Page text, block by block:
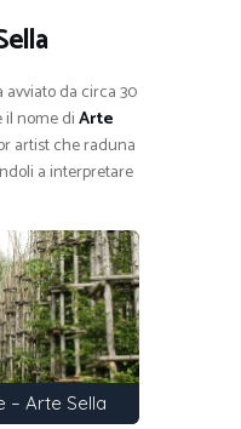
avviato da circa 30
nome diArte
artist che raduna
a interpretare
– Arte Sella